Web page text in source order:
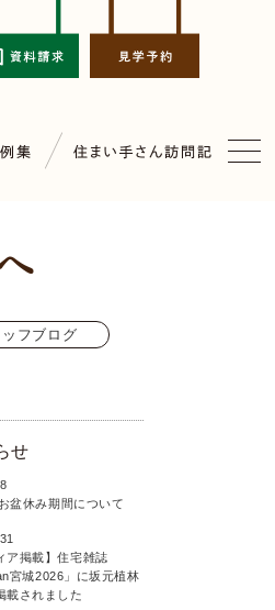
ッフブログ
せ
盆休み期間について
ア掲載】住宅雑誌
宮城2026」に坂元植林
載されました